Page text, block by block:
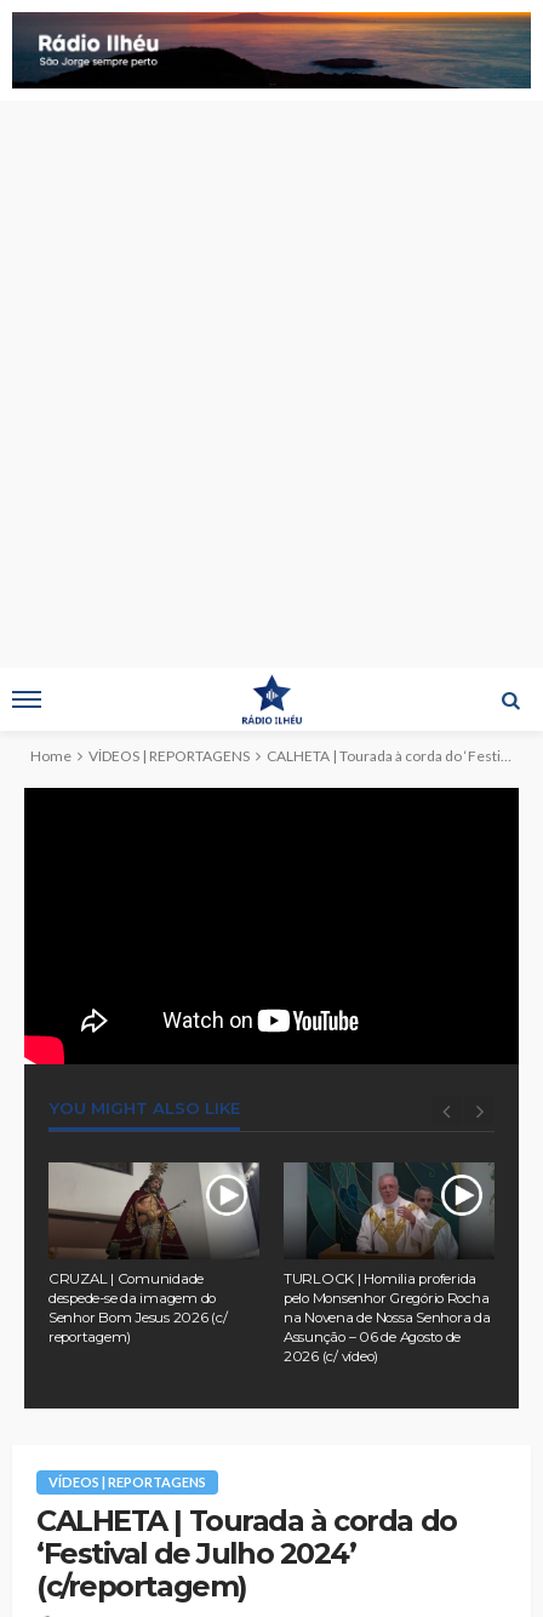
Home VÍDEOS | REPORTAGENS CALHETA | Tourada à corda do ‘Festival de Julho 2024’ (c/reportagem)
YOU MIGHT ALSO LIKE
CRUZAL | Comunidade
despede-se da imagem do
Senhor Bom Jesus 2026 (c/
reportagem)
TURLOCK | Homilia proferida
pelo Monsenhor Gregório Rocha
na Novena de Nossa Senhora da
Assunção – 06 de Agosto de
2026 (c/ vídeo)
VÍDEOS | REPORTAGENS
CALHETA | Tourada à corda do
‘Festival de Julho 2024’
(c/reportagem)